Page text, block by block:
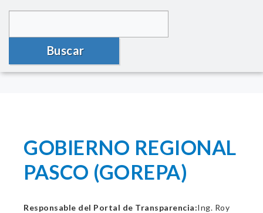
Buscar
GOBIERNO REGIONAL
PASCO (GOREPA)
Responsable del Portal de Transparencia:Ing. Roy